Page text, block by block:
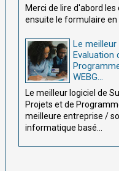
Merci de lire d'abord
ensuite le formulaire en
Le
Evaluation
WEBG...
Le meilleur logiciel de
Projets et de
meilleure entreprise /
informatique basé...